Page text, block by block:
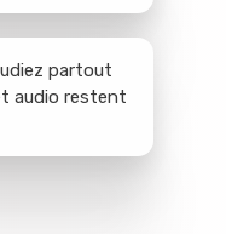
partout
audio restent